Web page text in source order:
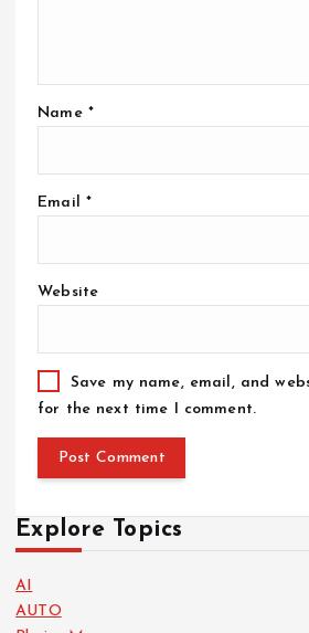
Name *
Email *
Website
Save my name, email, and
for the next time I comment.
Explore Topics
AI
AUTO